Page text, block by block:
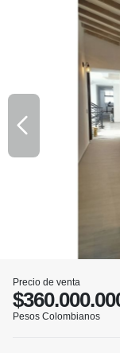
Precio de venta
Pesos Colombianos